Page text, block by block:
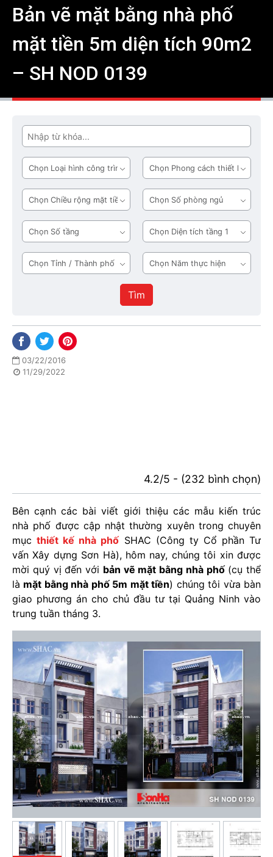
Bản vẽ mặt bằng nhà phố
mặt tiền 5m diện tích 90m2
– SH NOD 0139
Tìm
Loại
hình
công
trình
Phong
cách
thiết
kế
Chiều
rộng
mặt
tiền
Số
phòng
ngủ
Số
tầng
Diện
tích
tầng
1
Tỉnh
/
Năm
thực
hiện
Tìm
03/22/2016
11/29/2022
4.2/5 - (232 bình chọn)
Bên cạnh các bài viết giới thiệu các mẫu kiến trúc
nhà phố được cập nhật thường xuyên trong chuyên
mụcthiết kế nhà phốSHAC (Công ty Cổ phần Tư
vấn Xây dựng Sơn Hà), hôm nay, chúng tôi xin được
mời quý vị đến với bản vẽ mặt bằng nhà phố(cụ thể
là mặt bằng nhà phố 5m mặt tiền) chúng tôi vừa bàn
giao phương án cho chủ đầu tư tại Quảng Ninh vào
trung tuần tháng 3.